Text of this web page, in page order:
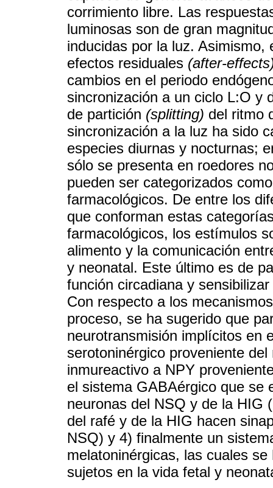
corrimiento libre. Las
luminosas son de gran
inducidas por la luz.
efectos residuales (after-
cambios en el periodo
sincronización a un ciclo L:O y
de partición (splitting) del ritmo
sincronización a la luz ha sido
especies diurnas y nocturnas;
sólo se presenta en roedores
pueden ser categorizados
farmacológicos. De entre los
que conforman estas
farmacológicos, los estímulos
alimento y la comunicación
y neonatal. Este último es de
función circadiana y
Con respecto a los
proceso, se ha sugerido que
neurotransmisión implícitos en
serotoninérgico proveniente
inmureactivo a NPY
el sistema GABAérgico que se
neuronas del NSQ y de la HIG
del rafé y de la HIG hacen
NSQ) y 4) finalmente un
melatoninérgicas, las cuales
sujetos en la vida fetal y